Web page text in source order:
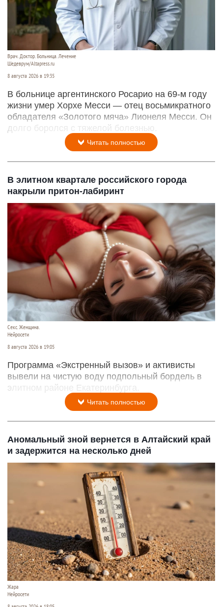
Врач. Доктор. Больница. Лечение
Шедеврум/Altapress.ru
8 августа 2026 в 19:35
В больнице аргентинского Росарио на 69-м году
жизни умер Хорхе Месси — отец восьмикратного
обладателя «Золотого мяча» Лионеля Месси. Он
долго боролся с тяжелой болезнью.
Читать полностью
В элитном квартале российского города
накрыли притон-лабиринт
Секс. Женщина.
Нейросети
8 августа 2026 в 19:05
Программа «Экстренный вызов» и активисты
вывели на чистую воду подпольный бордель в
элитном районе Екатеринбурга.
Читать полностью
Аномальный зной вернется в Алтайский край
и задержится на несколько дней
Жара
Нейросети